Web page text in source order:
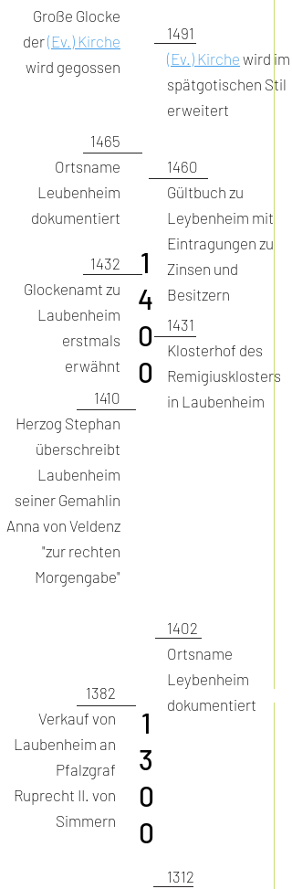
1
4
0
0
Große Glocke
der(Ev.) Kirche
wird gegossen
1465
Ortsname
Leubenheim
dokumentiert
1432
Glockenamt zu
Laubenheim
erstmals
erwähnt
1460
Gültbuch zu
Leybenheim mit
Eintragungen zu
Zinsen und
Besitzern
1410
Herzog Stephan
überschreibt
Laubenheim
seiner Gemahlin
Anna von Veldenz
"zur rechten
Morgengabe"
1431
Klosterhof des
Remigiusklosters
in Laubenheim
1402
Ortsname
Leybenheim
dokumentiert
1
3
0
0
1382
Verkauf von
Laubenheim an
Pfalzgraf
Ruprecht II. von
Simmern
1312
1491
(Ev.) Kirche wird im
spätgotischen Stil
erweitert